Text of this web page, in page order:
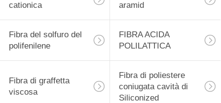
cationica
aramid
Fibra del solfuro del
polifenilene
FIBRA ACIDA
POLILATTICA
Fibra di graffetta
viscosa
Fibra di poliestere
coniugata cavità di
Siliconized